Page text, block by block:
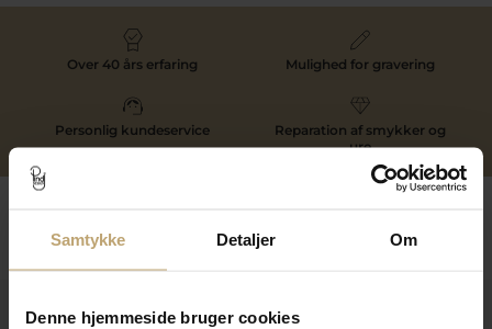
Samtykke Detaljer Om
Denne hjemmeside bruger cookies
Over 40 års erfaring Mulighed for gravering
Personlig kundeservice
Reparation af smykker og
ure
Kontakt